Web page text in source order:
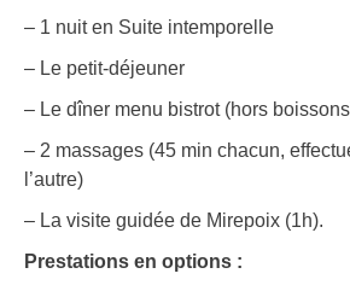
– 1 nuit en Suite intemporelle
– Le petit-déjeuner
– Le dîner menu bistrot (hors
– 2 massages (45 min chacun,
l’autre)
– La visite guidée de Mirepoix (1h).
Prestations en options :